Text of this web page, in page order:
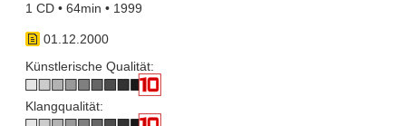
1 CD • 64min • 1999
01.12.2000
Künstlerische Qualität:
Klangqualität: